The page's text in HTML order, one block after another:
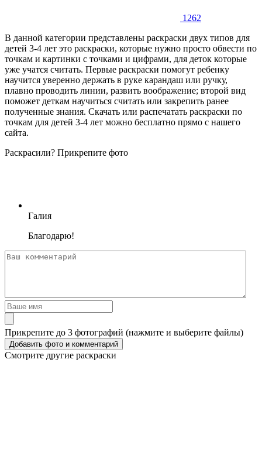
1262
В данной категории представлены раскраски двух типов для
детей 3-4 лет это раскраски, которые нужно просто обвести по
точкам и картинки с точками и цифрами, для деток которые
уже учатся считать. Первые раскраски помогут ребенку
научится уверенно держать в руке карандаш или ручку,
плавно проводить линии, развить воображение; второй вид
поможет деткам научиться считать или закрепить ранее
полученные знания. Скачать или распечатать раскраски по
точкам для детей 3-4 лет можно бесплатно прямо с нашего
сайта.
Раскрасили? Прикрепите фото
Галия
Благодарю!
Прикрепите до 3 фотографий (нажмите и выберите файлы)
Смотрите другие раскраски